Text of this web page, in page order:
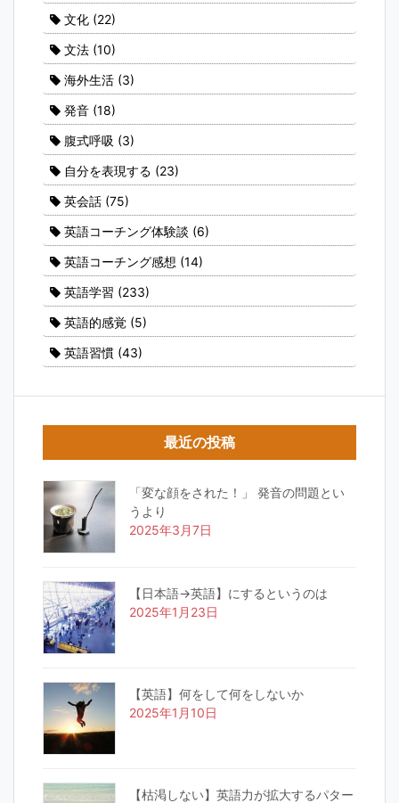
文化 (22)
文法 (10)
海外生活 (3)
発音 (18)
腹式呼吸 (3)
自分を表現する (23)
英会話 (75)
英語コーチング体験談 (6)
英語コーチング感想 (14)
英語学習 (233)
英語的感覚 (5)
英語習慣 (43)
最近の投稿
「変な顔をされた！」 発音の問題とい
うより
2025年3月7日
【日本語→英語】にするというのは
2025年1月23日
【英語】何をして何をしないか
2025年1月10日
【枯渇しない】英語力が拡大するパター